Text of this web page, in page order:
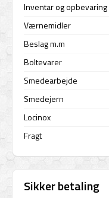
Inventar og opbevaring
Værnemidler
Beslag m.m
Boltevarer
Smedearbejde
Smedejern
Locinox
Fragt
Sikker betaling